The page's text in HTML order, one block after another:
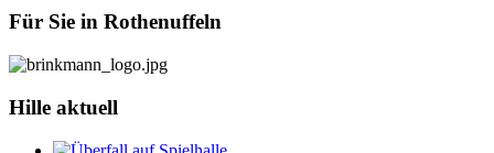
Für Sie in Rothenuffeln
Hille aktuell